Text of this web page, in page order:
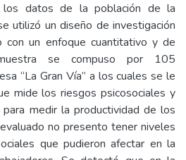
los datos de la población de la
utilizó un diseño de investigación
con un enfoque cuantitativo y de
se compuso por 105
“La Gran Vía” a los cuales se le
mide los riesgos psicosociales y
medir la productividad de los
no presento tener niveles
que pudieron afectar en la